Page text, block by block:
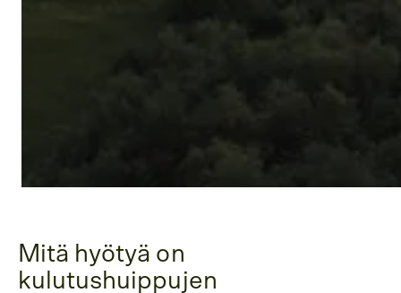
Mitä hyötyä on
kulutushuippujen